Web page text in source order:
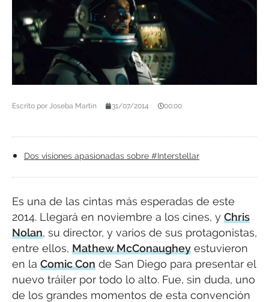
Escrito por Joseba Martín 31/07/2014 00:00
Dos visiones apasionadas sobre #Interstellar
Es una de las cintas más esperadas de este
2014. Llegará en noviembre a los cines, y Chris
Nolan, su director, y varios de sus protagonistas,
entre ellos, Mathew McConaughey estuvieron
en la Comic Con de San Diego para presentar el
nuevo tráiler por todo lo alto. Fue, sin duda, uno
de los grandes momentos de esta convención